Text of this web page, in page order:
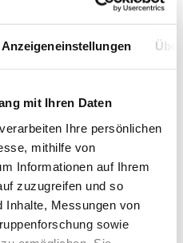
Anzeigeneinstellungen
mit Ihren Daten
verarbeiten Ihre persönlichen
mithilfe von
Informationen auf Ihrem
zuzugreifen und so
Inhalte, Messungen von
sowie